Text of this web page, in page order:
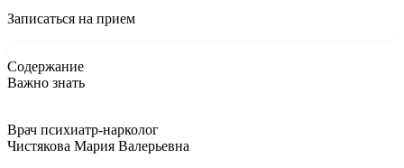
Записаться на прием
Содержание
Важно знать
Врач психиатр-нарколог
Чистякова Мария Валерьевна